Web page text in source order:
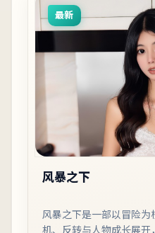
最新
风暴之下
风暴之下是一部以冒险
机、反转与人物成长展开